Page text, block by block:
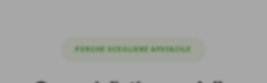
PERCHÉ SCEGLIERE APEFACILE